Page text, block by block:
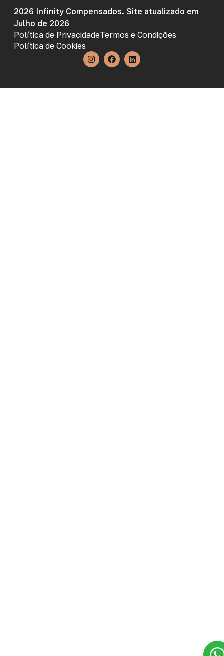
2026 Infinity Compensados. Site atualizado em
Julho de 2026
Política de PrivacidadeTermos e Condições
Política de Cookies